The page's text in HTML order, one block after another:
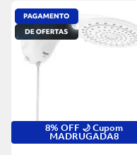
8% OFF 🌙 Cupom
MADRUGADA8